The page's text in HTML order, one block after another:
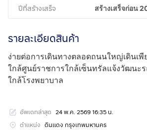
ปีที่สร้างเสร็จ สร้างเสร็จก่อน
รายละเอียดสินค้า
ง่ายต่อการเดินทางตลอดถนนใหญ่เดินเพี
ใกล้ศูนย์ราชการใกล้เซ็นทรัลแจ้งวัฒนะ
ใกล้โรงพยาบาล
อัพเดทล่าสุด 24 พ.ค. 2569 16:35 น.
ตำแหน่ง ดินแดง กรุงเทพมหานคร